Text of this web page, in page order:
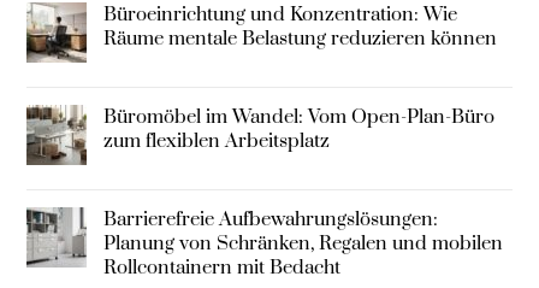
Büroeinrichtung und Konzentration: Wie
Räume mentale Belastung reduzieren können
Büromöbel im Wandel: Vom Open-Plan-Büro
zum flexiblen Arbeitsplatz
Barrierefreie Aufbewahrungslösungen:
Planung von Schränken, Regalen und mobilen
Rollcontainern mit Bedacht